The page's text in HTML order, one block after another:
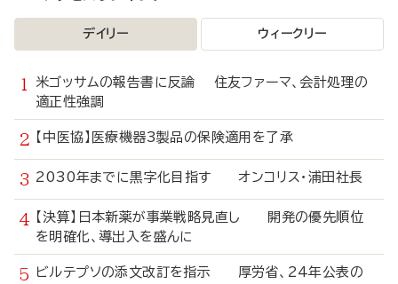
デイリー ウィークリー
米ゴッサムの報告書に反論 住友ファーマ、会計処理の
適正性強調
【中医協】医療機器3製品の保険適用を了承
2030年までに黒字化目指す オンコリス・浦田社長
【決算】日本新薬が事業戦略見直し 開発の優先順位
を明確化、導出入を盛んに
ビルテプソの添文改訂を指示 厚労省、24年公表の